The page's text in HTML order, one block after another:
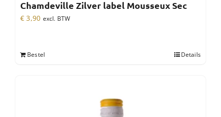
Chamdeville Zilver label Mousseux Sec
€ 3,90 excl. BTW
Bestel Details